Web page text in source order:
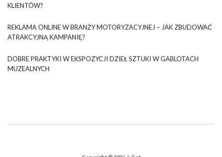
KLIENTÓW?
REKLAMA ONLINE W BRANŻY MOTORYZACYJNEJ – JAK ZBUDOWAĆ
ATRAKCYJNĄ KAMPANIĘ?
DOBRE PRAKTYKI W EKSPOZYCJI DZIEŁ SZTUKI W GABLOTACH
MUZEALNYCH